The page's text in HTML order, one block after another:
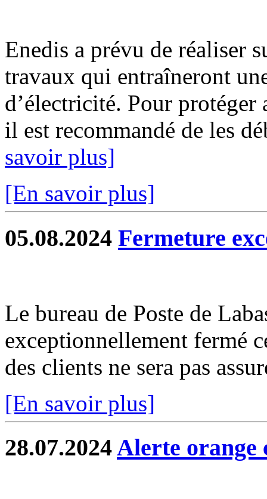
Enedis a prévu de réaliser
travaux qui entraîneront
d’électricité. Pour protéger
il est recommandé de les
savoir plus]
[En savoir plus]
05.08.2024 Fermeture
Le bureau de Poste de
exceptionnellement fermé
des clients ne sera pas
[En savoir plus]
28.07.2024Alerte orange